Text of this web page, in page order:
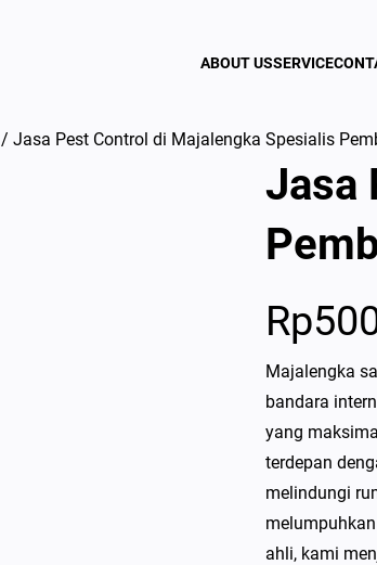
ABOUT USSERVICE
/ Jasa Pest Control di Majalengka Spesialis
Jasa
Rp
Majalengka
bandara
yang
terdepan
melindungi
ahli, kami